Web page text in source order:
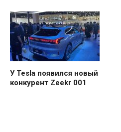
У Tesla появился новый
конкурент Zeekr 001